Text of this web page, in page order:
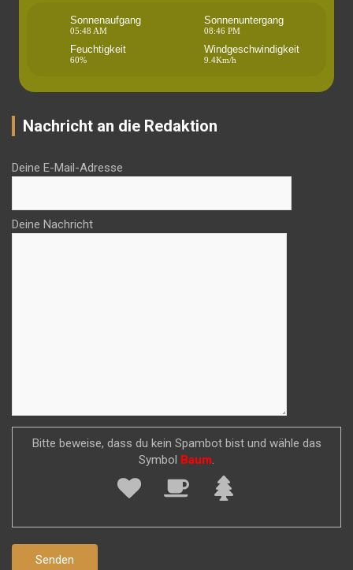
Sonnenaufgang
05:48 AM
Sonnenuntergang
08:46 PM
Feuchtigkeit
60%
Windgeschwindigkeit
9.4Km/h
Nachricht an die Redaktion
Deine E-Mail-Adresse
Deine Nachricht
Bitte beweise, dass du kein Spambot bist und wähle das
Symbol Baum